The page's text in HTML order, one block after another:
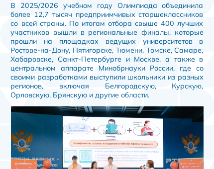
В 2025/2026 учебном году Олимпиада объединила
более 12,7 тысяч предприимчивых старшеклассников
со всей страны. По итогам отбора свыше 400 лучших
участников вышли в региональные финалы, которые
прошли на площадках ведущих университетов в
Ростове-на-Дону, Пятигорске, Тюмени, Томске, Самаре,
Хабаровске, Санкт-Петербурге и Москве, а также в
центральном аппарате Минобрнауки России, где со
своими разработками выступили школьники из разных
регионов, включая Белгородскую, Курскую,
Орловскую, Брянскую и другие области.